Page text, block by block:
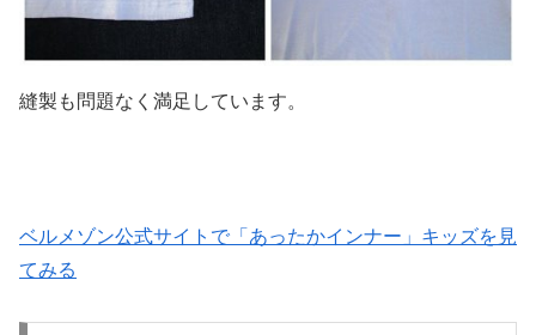
縫製も問題なく満足しています。
ベルメゾン公式サイトで「あったかインナー」キッズを見
てみる